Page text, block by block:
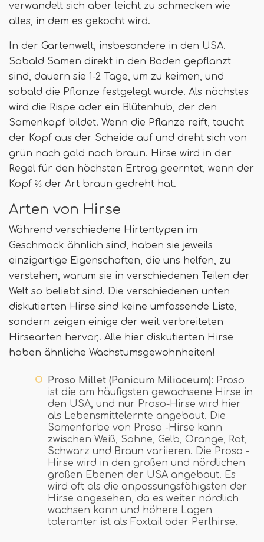
verwandelt sich aber leicht zu schmecken wie
alles, in dem es gekocht wird.
In der Gartenwelt, insbesondere in den USA.
Sobald Samen direkt in den Boden gepflanzt
sind, dauern sie 1-2 Tage, um zu keimen, und
sobald die Pflanze festgelegt wurde. Als nächstes
wird die Rispe oder ein Blütenhub, der den
Samenkopf bildet. Wenn die Pflanze reift, taucht
der Kopf aus der Scheide auf und dreht sich von
grün nach gold nach braun. Hirse wird in der
Regel für den höchsten Ertrag geerntet, wenn der
Kopf ⅔ der Art braun gedreht hat.
Arten von Hirse
Während verschiedene Hirtentypen im
Geschmack ähnlich sind, haben sie jeweils
einzigartige Eigenschaften, die uns helfen, zu
verstehen, warum sie in verschiedenen Teilen der
Welt so beliebt sind. Die verschiedenen unten
diskutierten Hirse sind keine umfassende Liste,
sondern zeigen einige der weit verbreiteten
Hirsearten hervor,. Alle hier diskutierten Hirse
haben ähnliche Wachstumsgewohnheiten!
Proso Millet (Panicum Miliaceum): Proso
ist die am häufigsten gewachsene Hirse in
den USA, und nur Proso-Hirse wird hier
als Lebensmittelernte angebaut. Die
Samenfarbe von Proso -Hirse kann
zwischen Weiß, Sahne, Gelb, Orange, Rot,
Schwarz und Braun variieren. Die Proso -
Hirse wird in den großen und nördlichen
großen Ebenen der USA angebaut. Es
wird oft als die anpassungsfähigsten der
Hirse angesehen, da es weiter nördlich
wachsen kann und höhere Lagen
toleranter ist als Foxtail oder Perlhirse.